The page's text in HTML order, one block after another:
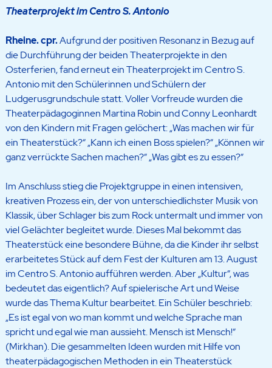
Theaterprojekt im Centro S. Antonio
Rheine. cpr.Aufgrund der positiven Resonanz in Bezug auf
die Durchführung der beiden Theaterprojekte in den
Osterferien, fand erneut ein Theaterprojekt im Centro S.
Antonio mit den Schülerinnen und Schülern der
Ludgerusgrundschule statt. Voller Vorfreude wurden die
Theaterpädagoginnen Martina Robin und Conny Leonhardt
von den Kindern mit Fragen gelöchert: „Was machen wir für
ein Theaterstück?“ „Kann ich einen Boss spielen?“ „Können wir
ganz verrückte Sachen machen?“ „Was gibt es zu essen?“
Im Anschluss stieg die Projektgruppe in einen intensiven,
kreativen Prozess ein, der von unterschiedlichster Musik von
Klassik, über Schlager bis zum Rock untermalt und immer von
viel Gelächter begleitet wurde. Dieses Mal bekommt das
Theaterstück eine besondere Bühne, da die Kinder ihr selbst
erarbeitetes Stück auf dem Fest der Kulturen am 13. August
im Centro S. Antonio aufführen werden. Aber „Kultur“, was
bedeutet das eigentlich? Auf spielerische Art und Weise
wurde das Thema Kultur bearbeitet. Ein Schüler beschrieb:
„Es ist egal von wo man kommt und welche Sprache man
spricht und egal wie man aussieht. Mensch ist Mensch!“
(Mirkhan). Die gesammelten Ideen wurden mit Hilfe von
theaterpädagogischen Methoden in ein Theaterstück